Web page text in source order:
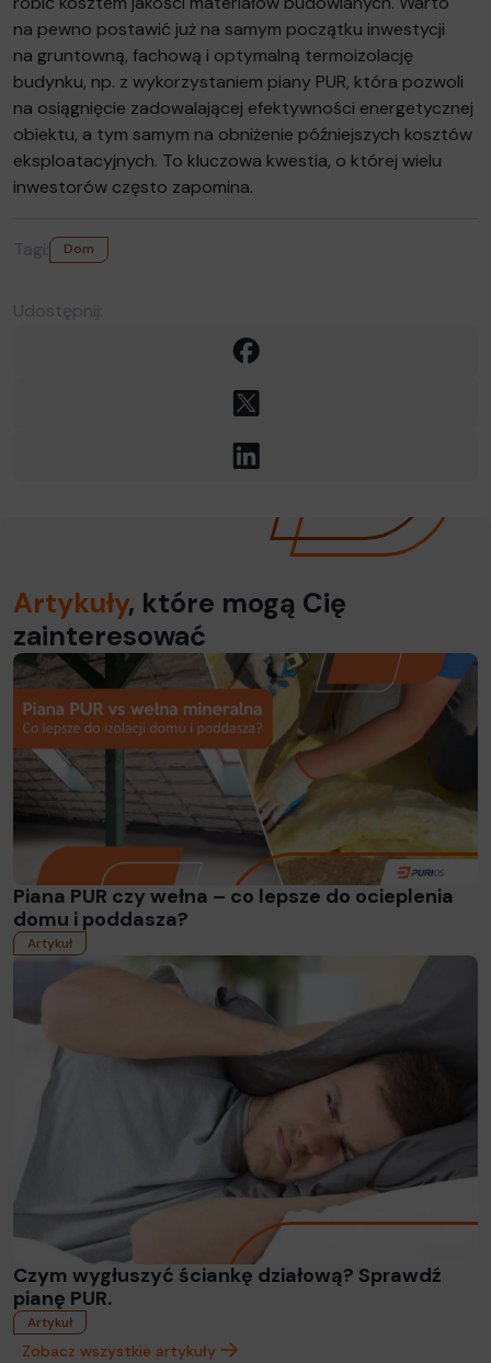
na pewno postawić już na samym początku inwestycji
na gruntowną, fachową i optymalną termoizolację
budynku, np. z wykorzystaniem piany PUR, która pozwoli
na osiągnięcie zadowalającej efektywności energetycznej
obiektu, a tym samym na obniżenie późniejszych kosztów
eksploatacyjnych. To kluczowa kwestia, o której wielu
inwestorów często zapomina.
Tagi: Dom
Udostępnij:
Facebook
X
LinkedIn
Artykuły, które mogą Cię
zainteresować
Piana PUR czy wełna – co lepsze do ocieplenia
domu i poddasza?
Artykuł
Read more
Czym wygłuszyć ściankę działową? Sprawdź
pianę PUR.
Artykuł
Read more
Zobacz wszystkie artykuły